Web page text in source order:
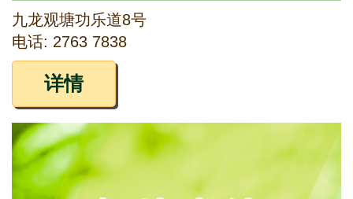
九龙观塘功乐道8号
电话: 2763 7838
详情